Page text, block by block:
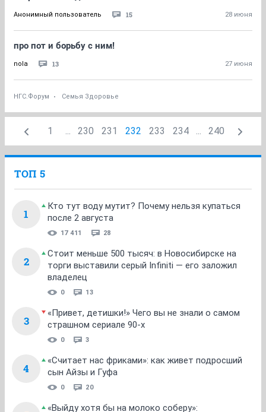
Анонимный пользователь 15 28 июня
про пот и борьбу с ним!
nola 13 27 июня
НГС.Форум Семья Здоровье
1 ... 230 231 232 233 234 ... 240
ТОП 5
1
Кто тут воду мутит? Почему нельзя купаться
после 2 августа
17 411 28
2
Стоит меньше 500 тысяч: в Новосибирске на
торги выставили серый Infiniti — его заложил
владелец
0 13
3
«Привет, детишки!» Чего вы не знали о самом
страшном сериале 90-х
0 3
4
«Считает нас фриками»: как живет подросший
сын Айзы и Гуфа
0 20
«Выйду хотя бы на молоко соберу»: